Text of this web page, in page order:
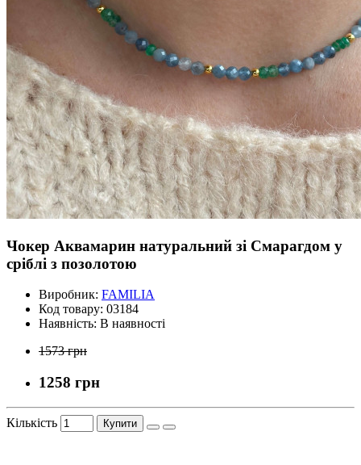
Чокер Аквамарин натуральний зі Смарагдом у
сріблі з позолотою
Виробник: FAMILIA
Код товару: 03184
Наявність: В наявності
1573 грн
1258 грн
Кількість Купити